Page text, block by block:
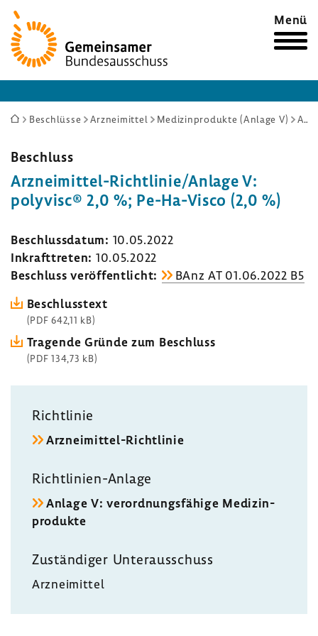
Zur
Startseite
Menü
Sie
hier:
Beschlüsse Arzneimittel Medizinprodukte (Anlage V) Arzneimittel-Richtlinie/Anlage V: polyvisc® 2,0 %; Pe-Ha-Visco (2,0 %)
Beschluss
Arzneimittel-​Richtlinie/Anlage V:
poly­visc® 2,0 %; Pe-​Ha-Visco (2,0 %)
Beschluss­datum: 10.05.2022
Inkraft­treten: 10.05.2022
Beschluss veröf­fent­licht:
BAnz AT 01.06.2022 B5
Beschluss­text
(PDF 642,11 kB)
Tragende Gründe zum Beschluss
(PDF 134,73 kB)
Richt­linie
Arzneimittel-​Richtlinie
Richtlinien-​Anlage
Anlage V: verord­nungs­fä­hige Medi­zin­
pro­dukte
Zustän­diger Unter­aus­schuss
Arznei­mittel